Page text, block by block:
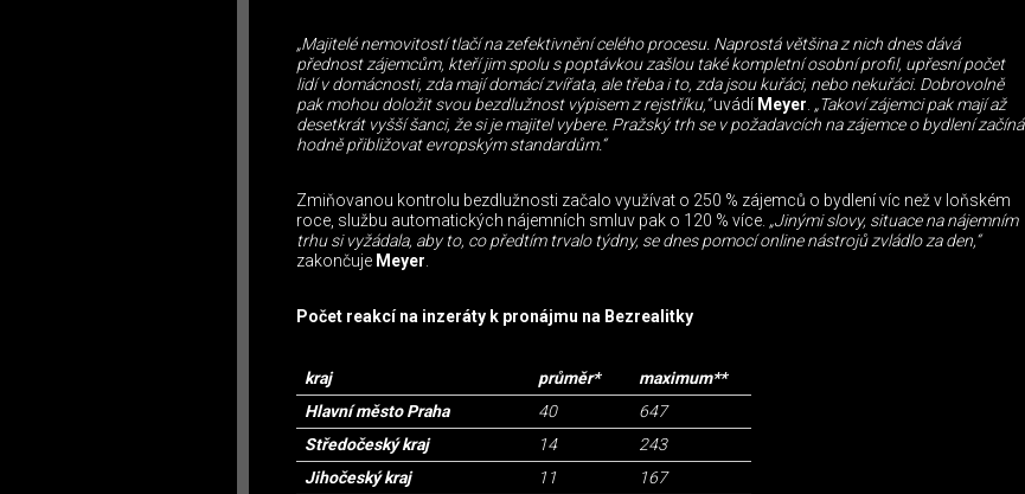
„Majitelé nemovitostí tlačí na zefektivnění celého procesu. Naprostá většina z nich dnes dává
přednost zájemcům, kteří jim spolu s poptávkou zašlou také kompletní osobní profil, upřesní počet
lidí v domácnosti, zda mají domácí zvířata, ale třeba i to, zda jsou kuřáci, nebo nekuřáci. Dobrovolně
pak mohou doložit svou bezdlužnost výpisem z rejstříku,“uvádí Meyer „Takoví zájemci pak mají až
desetkrát vyšší šanci, že si je majitel vybere. Pražský trh se v požadavcích na zájemce o bydlení začíná
hodně přibližovat evropským standardům.“
Zmiňovanou kontrolu bezdlužnosti začalo využívat o 250 % zájemců o bydlení víc než v loňském
roce, službu automatických nájemních smluv pak o 120 % více. „Jinými slovy, situace na nájemním
trhu si vyžádala, aby to, co předtím trvalo týdny, se dnes pomocí online nástrojů zvládlo za den,“
zakončuje Meyer
Počet reakcí na inzeráty k pronájmu na Bezrealitky
kraj průměr*
maximum**
Hlavní město Praha
40
647
Středočeský kraj
14
243
Jihočeský kraj
11
167